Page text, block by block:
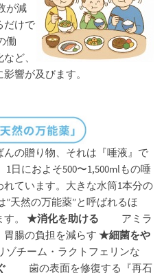
が減
だけで
働
ど、
響が及びます。
の贈り物、それは『唾液』で
日におよそ500〜1,500mlもの唾
ています。大きな水筒1本分の
天然の万能薬”と呼ばれるほ
。 ★消化を助ける アミラ
腸の負担を減らす ★細菌をや
チーム・ラクトフェリンな
歯の表面を修復する『再石